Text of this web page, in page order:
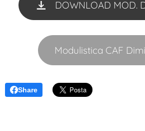
DOWNLOAD MOD.
Modulistica CAF
Share